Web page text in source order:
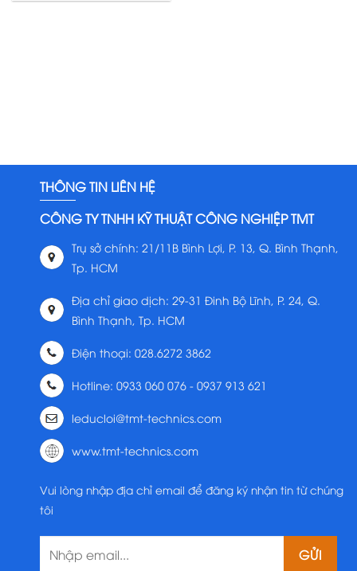
THÔNG TIN LIÊN HỆ
CÔNG TY TNHH KỸ THUẬT CÔNG NGHIỆP TMT
Trụ sở chính: 21/11B Bình Lợi, P. 13, Q. Bình Thạnh,
Tp. HCM
Địa chỉ giao dịch: 29-31 Đinh Bộ Lĩnh, P. 24, Q.
Bình Thạnh, Tp. HCM
Điện thoại: 028.6272 3862
Hotline: 0933 060 076 - 0937 913 621
leducloi@tmt-technics.com
www.tmt-technics.com
Vui lòng nhập địa chỉ email để đăng ký nhận tin từ chúng
tôi